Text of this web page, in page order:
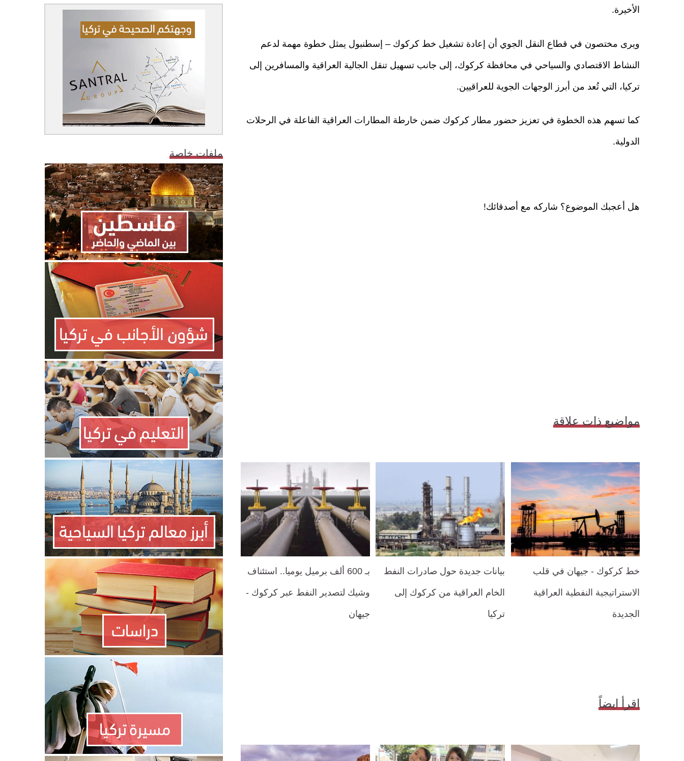
الأخيرة.
ويرى مختصون في قطاع النقل الجوي أن إعادة تشغيل خط كركوك – إسطنبول يمثل خطوة مهمة لدعم
النشاط الاقتصادي والسياحي في محافظة كركوك، إلى جانب تسهيل تنقل الجالية العراقية والمسافرين إلى
تركيا، التي تُعد من أبرز الوجهات الجوية للعراقيين.
كما تسهم هذه الخطوة في تعزيز حضور مطار كركوك ضمن خارطة المطارات العراقية الفاعلة في الرحلات
الدولية.
هل أعجبك الموضوع؟ شاركه مع أصدقائك!
مواضيع ذات علاقة
خط كركوك - جيهان في قلب
الاستراتيجية النفطية العراقية
الجديدة
بيانات جديدة حول صادرات النفط
الخام العراقية من كركوك إلى
تركيا
بـ 600 ألف برميل يوميا.. استئناف
وشيك لتصدير النفط عبر كركوك -
جيهان
اقرأ ايضاً
ملفات خاصة